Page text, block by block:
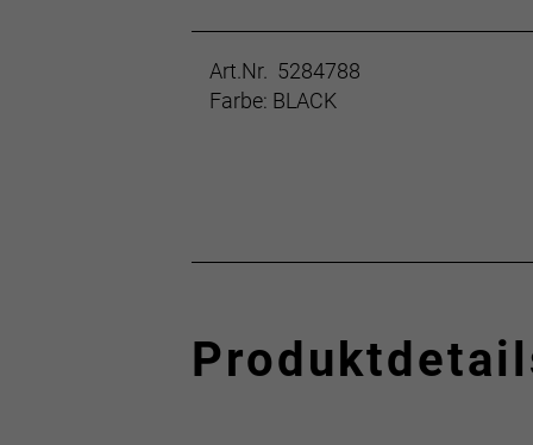
Art.Nr. 5284788
Farbe: BLACK